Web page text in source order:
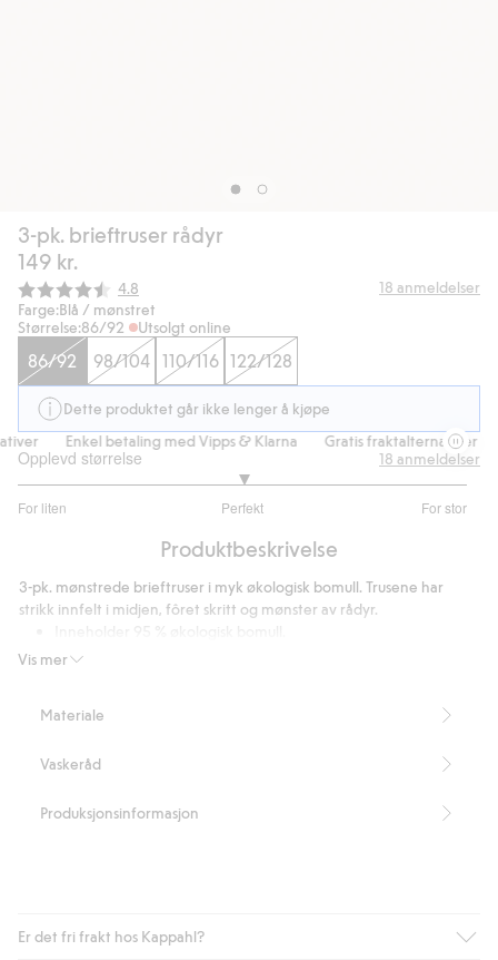
3-pk. brieftruser rådyr
149 kr.
Gjennomsnittskarakter:
4.8 18 anmeldelser
Farge:Blå / mønstret
Størrelse:86/92 Utsolgt online
86/92 98/104 110/116 122/128
Dette produktet går ikke lenger å kjøpe
Enkel betaling med Vipps & Klarna Gratis fraktalternativer
Opplevd størrelse
For liten Perfekt For stor
av
17
stemmer
18 anmeldelser
Produktbeskrivelse
Vis mer
3-pk. mønstrede brieftruser i myk økologisk bomull. Trusene har
strikk innfelt i midjen, fôret skritt og mønster av rådyr.
Artikkelnummer
Materiale
Vaskeråd
Produksjonsinformasjon
Er det fri frakt hos Kappahl?